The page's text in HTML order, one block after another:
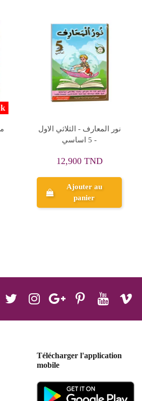
جسر النجاح الامتحانات -
الثلاثي الثالث - 5 اساسي
8,820 TND
Aperçu
Télécharger l'application
mobile